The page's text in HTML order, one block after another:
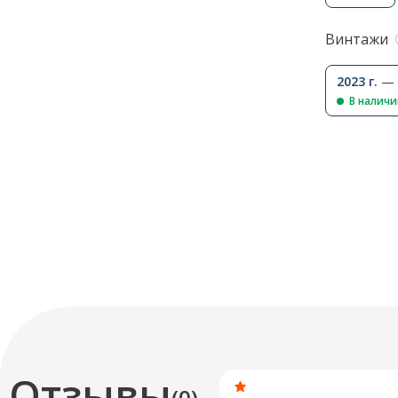
Винтажи
2023 г. —
В